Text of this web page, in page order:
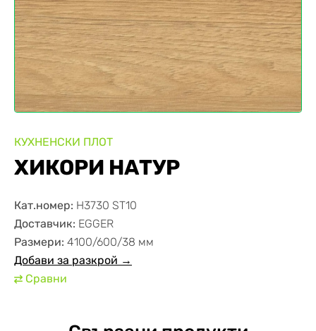
КУХНЕНСКИ ПЛОТ
ХИКОРИ НАТУР
Кат.номер: H3730 ST10
Доставчик: EGGER
Размери: 4100/600/38 мм
Добави за разкрой →
⇄ Сравни